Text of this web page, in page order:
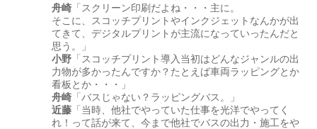
舟崎 「スクリーン印刷だよね・・・主に。
そこに、スコッチプリントやインクジェットなんかが出
てきて、デジタルプリントが主流になっていったんだと
思う。」
小野 「スコッチプリント導入当初はどんなジャンルの出
力物が多かったんですか？たとえば車両ラッピングとか
看板とか・・・」
舟崎 「バスじゃない？ラッピングバス。」
近藤 「当時、他社でやっていた仕事を光洋でやってく
れ！って話が来て、今まで他社でバスの出力・施工をや